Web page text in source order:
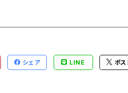
シェア LINE ポス